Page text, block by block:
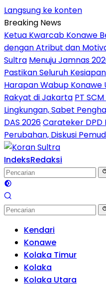
Langsung ke konten
Breaking News
Ketua Kwarcab Konawe
dengan Atribut dan
Sultra Menuju Jamnas
Pastikan Seluruh
Harapan Wabup Konawe
Rakyat di Jakarta PT
Lingkungan, Sabet
DAS 2026Carateker DPD
Perubahan, Diskusi
IndeksRedaksi
Kendari
Konawe
Kolaka Timur
Kolaka
Kolaka Utara